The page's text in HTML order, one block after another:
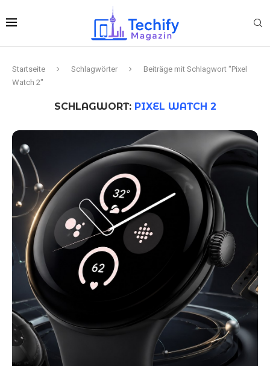
Startseite Schlagwörter
Beiträge mit Schlagwort "Pixel
Watch 2"
SCHLAGWORT: PIXEL WATCH 2